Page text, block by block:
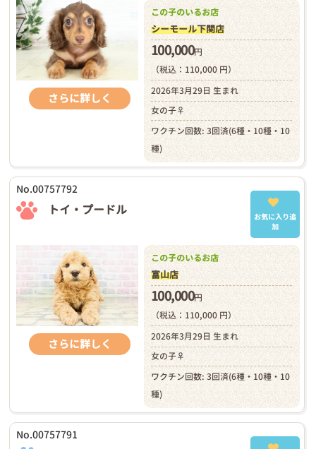
さらに詳しく
この子のいるお店
シーモール下関店
100,000円
（税込：110,000 円）
2026年3月29日 生まれ
女の子♀
ワクチン回数: 3回済(6種・10種・10
種)
No.00757792
トイ・プードル
お気に入り追
加
さらに詳しく
この子のいるお店
富山店
100,000円
（税込：110,000 円）
2026年3月29日 生まれ
女の子♀
ワクチン回数: 3回済(6種・10種・10
種)
No.00757791